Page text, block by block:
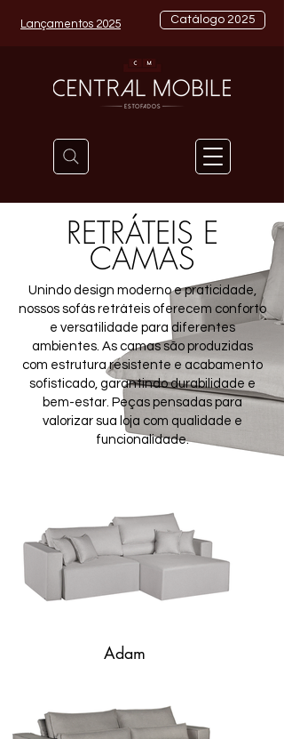
Lançamentos 2025 Catálogo 2025
RETRÁTEIS E
CAMAS
Unindo design moderno e praticidade,
nossos sofás retráteis oferecem conforto
e versatilidade para diferentes
ambientes. As camas são produzidas
com estrutura resistente e acabamento
sofisticado, garantindo durabilidade e
bem-estar. Peças pensadas para
valorizar sua loja com qualidade e
funcionalidade.
Adam